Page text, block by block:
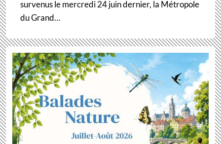
survenus le mercredi 24 juin dernier, la Métropole
du Grand…